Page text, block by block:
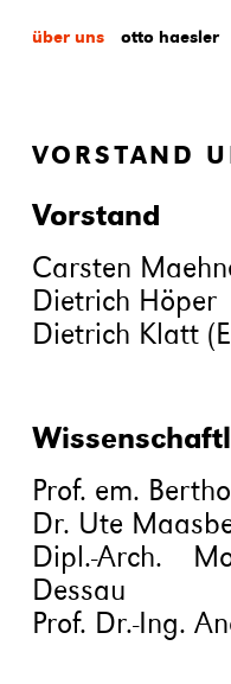
über uns otto haesler
VORSTAND
Vorstand
Carsten
Dietrich Höper
Dietrich Klatt
Prof. em.
Dr. Ute
Dipl.-Arch.
Dessau
Prof. Dr.-Ing.